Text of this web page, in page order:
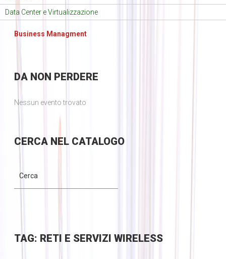
Data Center e Virtualizzazione
Business Managment
DANON PERDERE
Nessun evento trovato
CERCANEL CATALOGO
TAG: RETI E SERVIZI WIRELESS